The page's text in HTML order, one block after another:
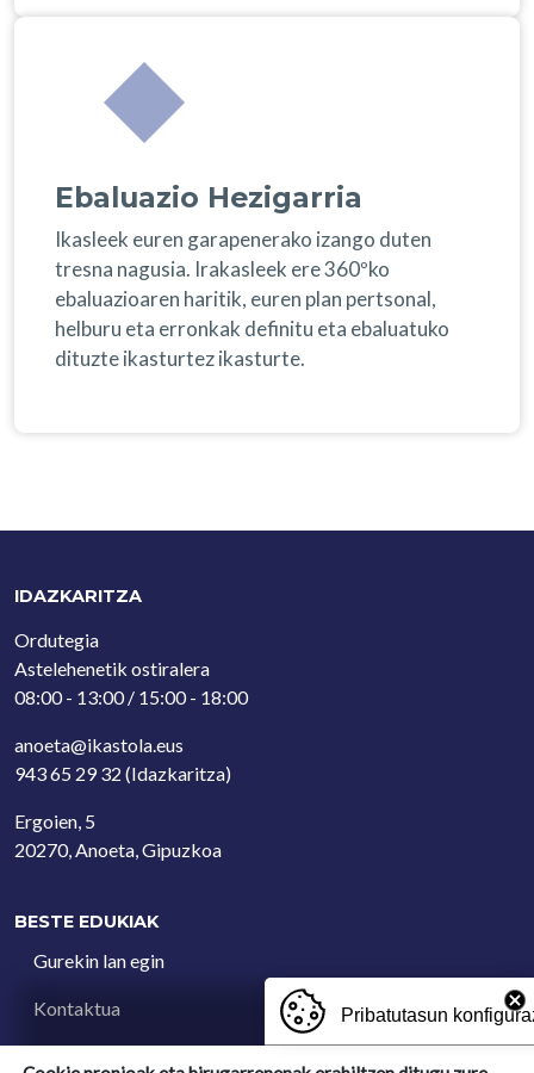
Ebaluazio Hezigarria
Ikasleek euren garapenerako izango duten
tresna nagusia. Irakasleek ere 360ºko
ebaluazioaren haritik, euren plan pertsonal,
helburu eta erronkak definitu eta ebaluatuko
dituzte ikasturtez ikasturte.
IDAZKARITZA
Ordutegia
Astelehenetik ostiralera
08:00 - 13:00 / 15:00 - 18:00
anoeta@ikastola.eus
943 65 29 32 (Idazkaritza)
Ergoien, 5
20270, Anoeta, Gipuzkoa
BESTE EDUKIAK
Gurekin lan egin
Kontaktua Pribatutasun